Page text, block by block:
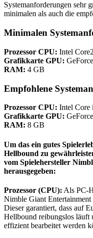
Systemanforderungen sehr
minimalen als auch die
Minimalen
Prozessor CPU: Intel
Grafikkarte GPU:
RAM: 4 GB
Empfohlene
Prozessor CPU: Intel Core
Grafikkarte GPU:
RAM: 8 GB
Um das ein gutes
Hellbound zu
vom Spielehersteller
herausgegeben:
Prozessor (CPU): Als PC-
Nimble Giant
Dieser garantiert, dass auf
Hellbound reibungslos läuft
effizient bearbeitet werden